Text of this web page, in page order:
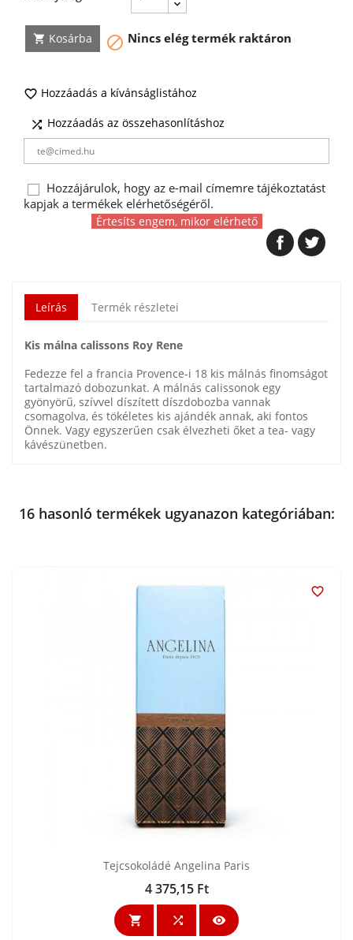
 Kosárba  Nincs elég termék raktáron
 Hozzáadás a kívánságlistához
 Hozzáadás az összehasonlításhoz
Hozzájárulok, hogy az e-mail címemre tájékoztatást
kapjak a termékek elérhetőségéről.
Értesíts engem, mikor elérhető
Leírás Termék részletei
Kis málna calissons Roy Rene
Fedezze fel a francia Provence-i 18 kis málnás finomságot
tartalmazó dobozunkat. A málnás calissonok egy
gyönyörű, szívvel díszített díszdobozba vannak
csomagolva, és tökéletes kis ajándék annak, aki fontos
Önnek. Vagy egyszerűen csak élvezheti őket a tea- vagy
kávészünetben.
16 hasonló termékek ugyanazon kategóriában:

Tejcsokoládé Angelina Paris
Ár
4 375,15 Ft
  